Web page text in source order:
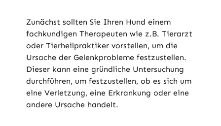
Zunächst sollten Sie Ihren Hund einem
fachkundigen Therapeuten wie z.B. Tierarzt
oder Tierheilpraktiker vorstellen, um die
Ursache der Gelenkprobleme festzustellen.
Dieser kann eine gründliche Untersuchung
durchführen, um festzustellen, ob es sich um
eine Verletzung, eine Erkrankung oder eine
andere Ursache handelt.